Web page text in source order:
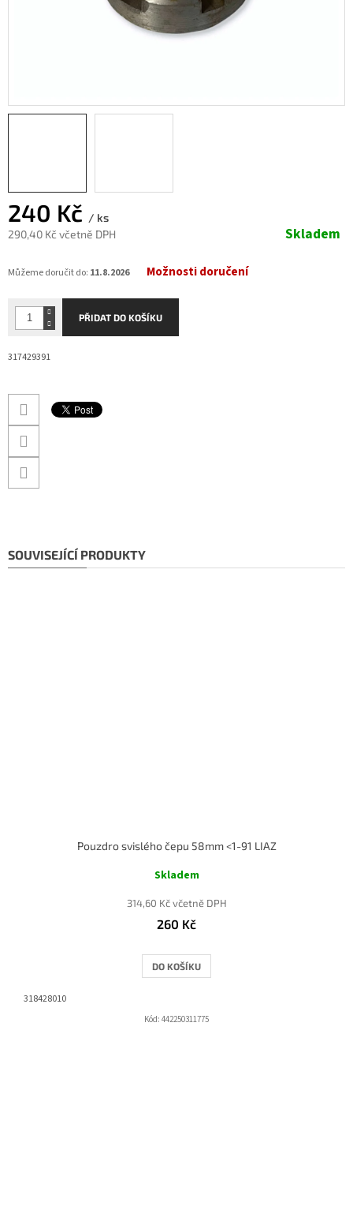
240 Kč / ks
290,40 Kč včetně DPH
cena:
Skladem
Můžeme doručit do: 11.8.2026 Možnosti doručení
PŘIDAT DO KOŠÍKU
317429391
SOUVISEJÍCÍ PRODUKTY
Pouzdro svislého čepu 58mm <1-91 LIAZ
Skladem
314,60 Kč včetně DPH
260 Kč
DO KOŠÍKU
318428010
Kód: 442250311775